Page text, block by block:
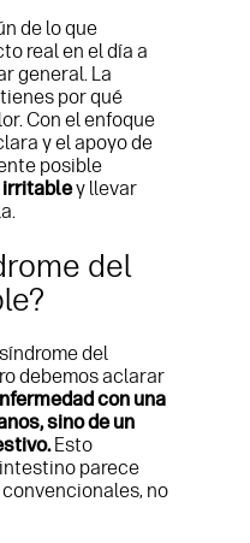
de lo que
real en el día a
general. La
por qué
Con el enfoque
y el apoyo de
posible
y llevar
del
del
debemos aclarar
con una
sino de un
Esto
parece
no